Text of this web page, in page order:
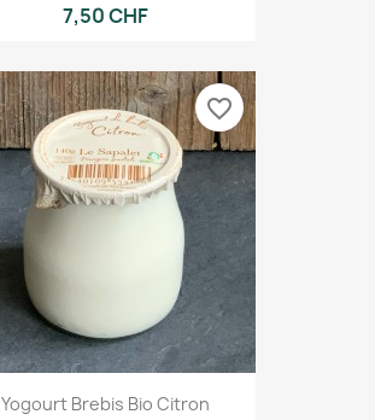
7,50 CHF
Yogourt Brebis Bio Citron
favorite_border